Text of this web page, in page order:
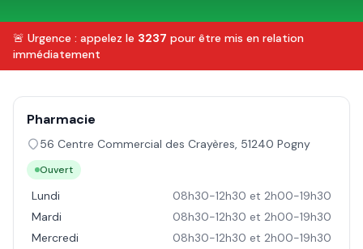
🚨 Urgence : appelez le 3237 pour être mis en relation
immédiatement
Pharmacie
56 Centre Commercial des Crayères, 51240 Pogny
Ouvert
Lundi
08h30-12h30 et 2h00-19h30
Mardi
08h30-12h30 et 2h00-19h30
Mercredi
08h30-12h30 et 2h00-19h30